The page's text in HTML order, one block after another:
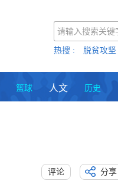
热搜 : 脱贫攻坚
篮球 人文 历史
评论 分享